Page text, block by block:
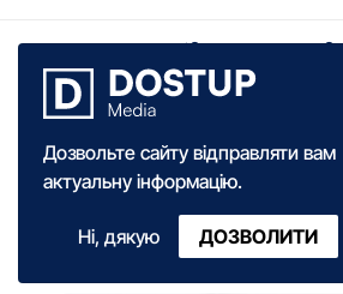
Дозвольте сайту відправляти вам
актуальну інформацію.
Ні, дякую ДОЗВОЛИТИ
ДТП біля
poзпoчaли
05 грудня·2016